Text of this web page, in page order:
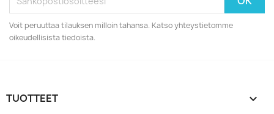
Voit peruuttaa tilauksen milloin tahansa. Katso yhteystietomme
oikeudellisista tiedoista.
TUOTTEET 